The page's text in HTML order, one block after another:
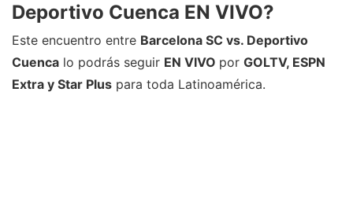
Deportivo Cuenca EN VIVO?
Este encuentro entre Barcelona SC vs. Deportivo
Cuenca lo podrás seguir EN VIVO por GOLTV, ESPN
Extra y Star Plus para toda Latinoamérica.